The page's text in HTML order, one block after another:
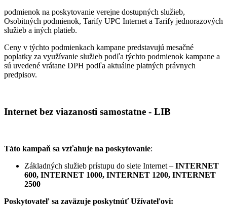
podmienok na poskytovanie verejne dostupných služieb,
Osobitných podmienok, Tarify UPC Internet a Tarify jednorazových
služieb a iných platieb.
Ceny v týchto podmienkach kampane predstavujú mesačné
poplatky za využívanie služieb podľa týchto podmienok kampane a
sú uvedené vrátane DPH podľa aktuálne platných právnych
predpisov.
Internet bez viazanosti samostatne - LIB
Táto kampaň sa vzťahuje na poskytovanie:
Základných služieb prístupu do siete Internet – INTERNET
600, INTERNET 1000, INTERNET 1200, INTERNET
2500
Poskytovateľ sa zaväzuje poskytnúť Užívateľovi: